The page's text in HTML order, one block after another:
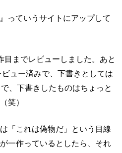
っていうサイトにアップして
までレビューしました。あと
ュー済みで、下書きとしては
、下書きしたものはちょっと
笑）
「これは偽物だ」という目線
一作っているとしたら、それ